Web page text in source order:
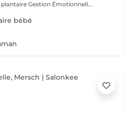
Gestion Émotionnell...
bébé